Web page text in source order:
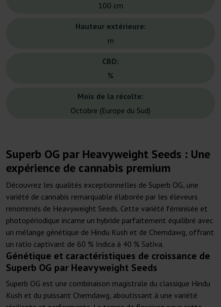
100 cm
Hauteur extérieure:
m
CBD:
%
Mois de la récolte:
Octobre (Europe du Sud)
Superb OG par Heavyweight Seeds : Une
expérience de cannabis premium
Découvrez les qualités exceptionnelles de Superb OG, une
variété de cannabis remarquable élaborée par les éleveurs
renommés de Heavyweight Seeds. Cette variété féminisée et
photopériodique incarne un hybride parfaitement équilibré avec
un mélange génétique de Hindu Kush et de Chemdawg, offrant
un ratio captivant de 60 % Indica à 40 % Sativa.
Génétique et caractéristiques de croissance de
Superb OG par Heavyweight Seeds
Superb OG est une combinaison magistrale du classique Hindu
Kush et du puissant Chemdawg, aboutissant à une variété